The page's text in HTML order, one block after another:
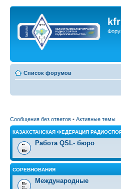
Список форумов
Сообщения без ответов • Активные темы
КАЗАХСТАНСКАЯ ФЕДЕРАЦИЯ
Работа QSL- бюро
СОРЕВНОВАНИЯ
Международные